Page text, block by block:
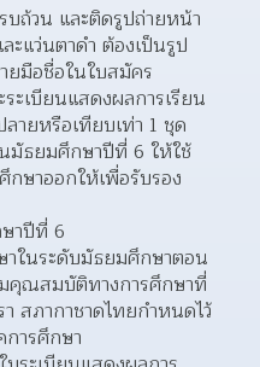
ถ้วน และติดรูปถ่ายหน้า
ะแว่นตาดำ ต้องเป็นรูป
ยมือชื่อในใบสมัคร
ะเบียนแสดงผลการเรียน
ยหรือเทียบเท่า 1 ชุด
มัธยมศึกษาปีที่ 6 ให้ใช้
ษาออกให้เพื่อรับรอง
าปีที่ 6
าในระดับมัธยมศึกษาตอน
คุณสมบัติทางการศึกษาที่
สภากาชาดไทยกำหนดไว้
ารศึกษา